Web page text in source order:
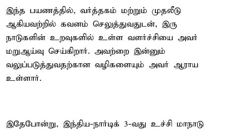
இந்த பயணத்தில், வர்த்தகம் மற்றும் முதலீடு
ஆகியவற்றில் கவனம் செலுத்துவதுடன், இரு
நாடுகளின் உறவுகளில் உள்ள வளர்ச்சியை அவர்
மறுஆய்வு செய்கிறார். அவற்றை இன்னும்
வலுப்படுத்துவதற்கான வழிகளையும் அவர் ஆராய
உள்ளார்.
இதேபோன்று, இந்திய-நார்டிக் 3-வது உச்சி மாநாடு